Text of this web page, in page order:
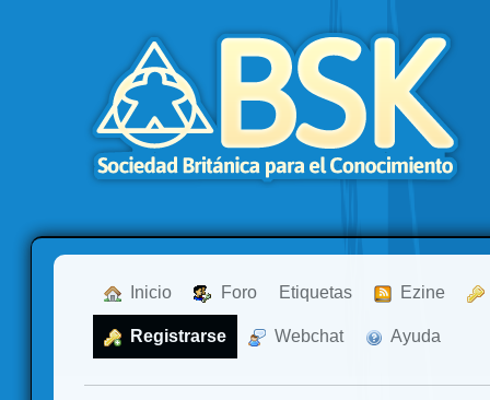
Inicio Foro Etiquetas Ezine
Registrarse Webchat Ayuda